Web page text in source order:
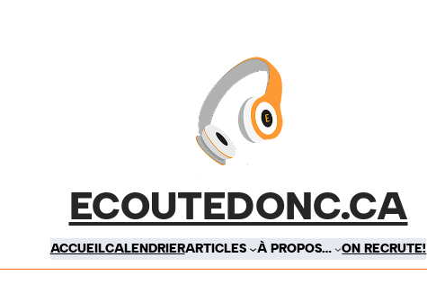
ECOUTEDONC.CA
ACCUEILCALENDRIERARTICLES À PROPOS… ON RECRUTE!